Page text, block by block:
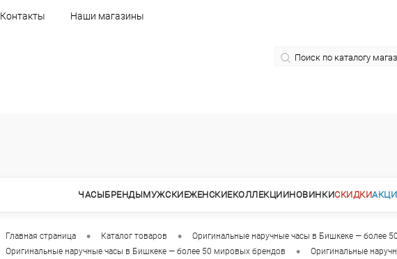
Контакты Наши магазины
ЧАСЫБРЕНДЫМУЖСКИЕЖЕНСКИЕКОЛЛЕКЦИИНОВИНКИСКИДКИ
Главная страница • Каталог товаров • Оригинальные наручные часы в Бишкеке — более
Оригинальные наручные часы в Бишкеке — более 50 мировых брендов • Оригинальные